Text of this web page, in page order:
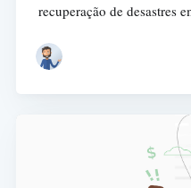
recuperação de desastres